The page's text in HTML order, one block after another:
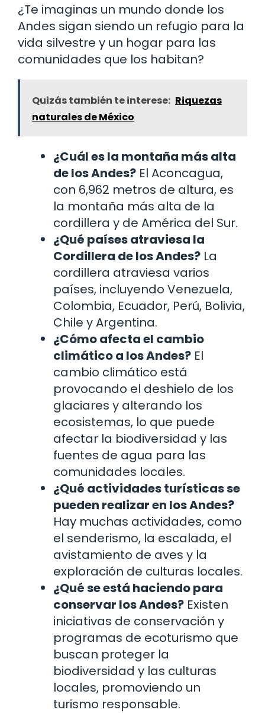
¿Te imaginas un mundo donde los
Andes sigan siendo un refugio para la
vida silvestre y un hogar para las
comunidades que los habitan?
Quizás también te interese: Riquezas
naturales de México
¿Cuál es la montaña más alta
de los Andes? El Aconcagua,
con 6,962 metros de altura, es
la montaña más alta de la
cordillera y de América del Sur.
¿Qué países atraviesa la
Cordillera de los Andes? La
cordillera atraviesa varios
países, incluyendo Venezuela,
Colombia, Ecuador, Perú, Bolivia,
Chile y Argentina.
¿Cómo afecta el cambio
climático a los Andes? El
cambio climático está
provocando el deshielo de los
glaciares y alterando los
ecosistemas, lo que puede
afectar la biodiversidad y las
fuentes de agua para las
comunidades locales.
¿Qué actividades turísticas se
pueden realizar en los Andes?
Hay muchas actividades, como
el senderismo, la escalada, el
avistamiento de aves y la
exploración de culturas locales.
¿Qué se está haciendo para
conservar los Andes? Existen
iniciativas de conservación y
programas de ecoturismo que
buscan proteger la
biodiversidad y las culturas
locales, promoviendo un
turismo responsable.